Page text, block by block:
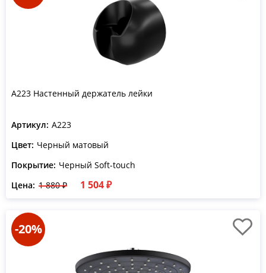
A223 Настенный держатель лейки
Артикул: A223
Цвет: Черный матовый
Покрытие: Черный Soft-touch
Цена: 1 880 ₽ 1 504 ₽
-20%